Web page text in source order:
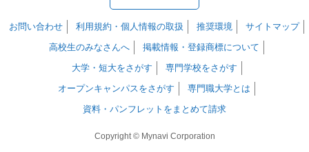
お問い合わせ 利用規約・個人情報の取扱 推奨環境
サイトマップ
高校生のみなさんへ
掲載情報・登録商標について
大学・短大をさがす
専門学校をさがす
オープンキャンパスをさがす
専門職大学とは
資料・パンフレットをまとめて請求
Copyright © Mynavi Corporation